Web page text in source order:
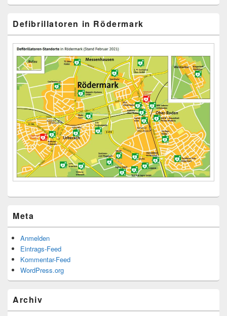
Defibrillatoren in Rödermark
Meta
Anmelden
Eintrags-Feed
Kommentar-Feed
WordPress.org
Archiv